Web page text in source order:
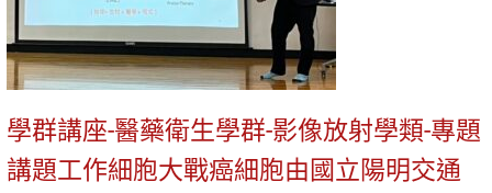
學群講座-醫藥衛生學群-影像放射學類-專題
講題工作細胞大戰癌細胞由國立陽明交通